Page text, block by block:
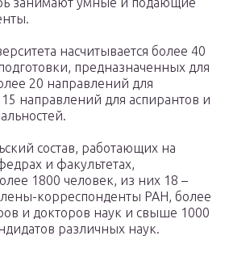
насчитывается более 40
предназначенных для
20 направлений для
15 направлений для аспирантов и
состав, работающих на
и факультетах,
1800 человек, из них 18 –
корреспонденты РАН, более
и докторов наук и свыше 1000
различных наук.